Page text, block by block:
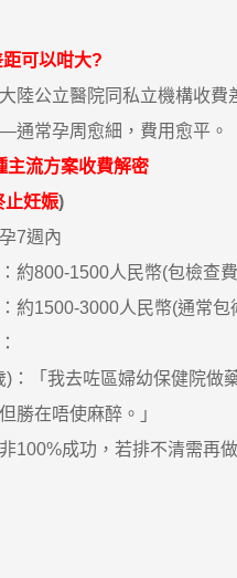
可以咁大?
公立醫院同私立機構收費
常孕周愈細，費用愈平。
主流方案收費解密
止妊娠)
7週內
800-1500人民幣(包檢查費
1500-3000人民幣(通常包
「我去咗區婦幼保健院做藥
勝在唔使麻醉。」
成功，若排不清需再做